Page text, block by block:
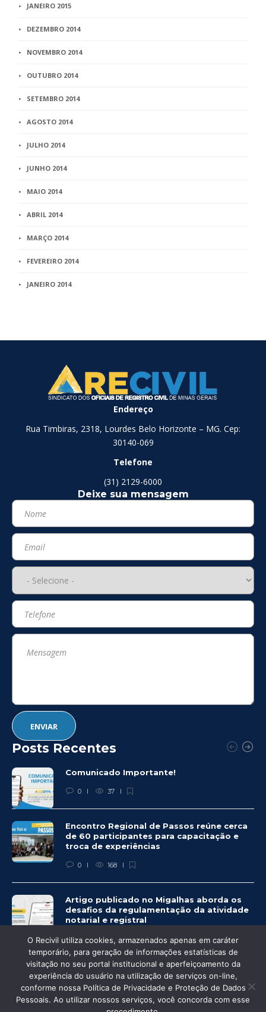
JANEIRO 2015
DEZEMBRO 2014
NOVEMBRO 2014
OUTUBRO 2014
SETEMBRO 2014
AGOSTO 2014
JULHO 2014
JUNHO 2014
MAIO 2014
ABRIL 2014
MARÇO 2014
FEVEREIRO 2014
JANEIRO 2014
Endereço
Rua Timbiras, 2318, Lourdes Belo Horizonte – MG. Cep:
30140-069
Telefone
(31) 2129-6000
Deixe sua mensagem
Posts Recentes
Comunicado Importante!
0 37
Encontro Regional de Passos reúne cerca
de 60 participantes para capacitação e
troca de experiências
0 168
Artigo publicado no Migalhas aborda os
desafios da regulamentação da atividade
notarial e registral
0 434
© Recivil 2020 – Todos os direitos reservados.
O Recivil utiliza cookies, armazenados apenas em caráter
temporário, para geração de informações estatísticas de
visitação no seu portal institucional e aperfeiçoamento da
experiência do usuário na utilização de serviços on-line,
conforme nossa Política de Privacidade e Proteção de Dados
Pessoais. Ao utilizar nossos serviços, você concorda com esse